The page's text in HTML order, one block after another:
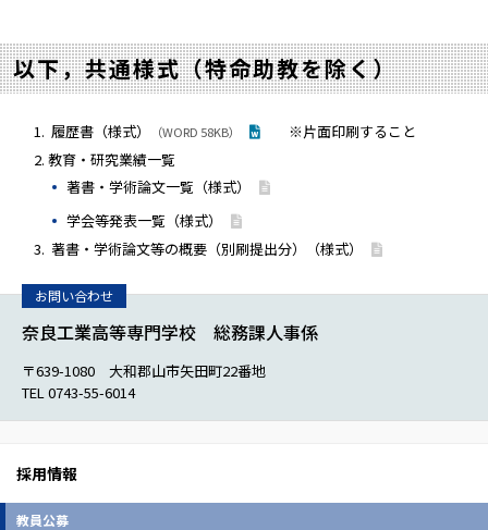
以下，共通様式（特命助教を除く）
履歴書（様式） （WORD 58KB）
※片面印刷すること
教育・研究業績一覧
著書・学術論文一覧（様式）
学会等発表一覧（様式）
著書・学術論文等の概要（別刷提出分）（様式）
奈良工業高等専門学校 総務課人事係
〒639-1080 大和郡山市矢田町22番地
TEL 0743-55-6014
採用情報
教員公募